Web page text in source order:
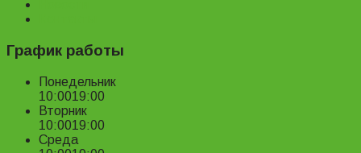
График работы
Понедельник
10:0019:00
Вторник
10:0019:00
Среда